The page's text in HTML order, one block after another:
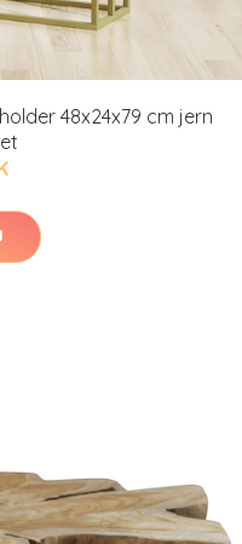
48x24x79 cm jern